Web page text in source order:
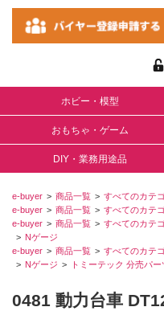
ホビー・模型
おもちゃ・ゲーム
DIY・業務用途品
e-buyer 商品一覧 すべてのカテ
e-buyer
商品一覧 すべてのカテ
e-buyer
商品一覧 すべてのカテ
Nゲージ
e-buyer
商品一覧 すべてのカテ
Nゲージ
トミーテック 分売パー
0481 動力台車